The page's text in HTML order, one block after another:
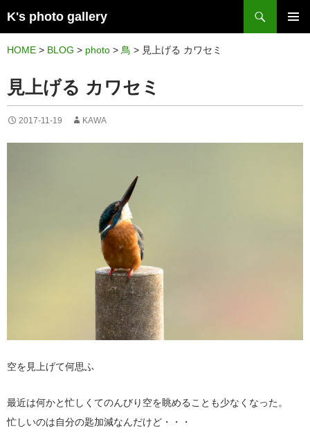
K's photo gallery
ン
ン
ツ
へ
HOME > BLOG > photo > 鳥 > 見上げる カワセミ
見上げる カワセミ
2017-11-19 KAWA
空を見上げて何思ふ
最近は何かと忙しくてのんびり空を眺めることも少なくなった。
忙しいのは自分の匙加減なんだけど・・・